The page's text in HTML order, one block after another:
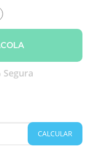
Segura
CALCULAR